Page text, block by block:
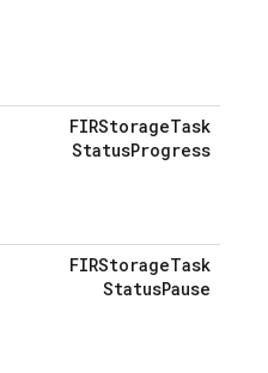
FIRStorageTask
StatusProgress
FIRStorageTask
StatusPause